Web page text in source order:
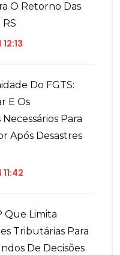
O Retorno Das
Do FGTS:
E Os
Para
Após Desastres
Que Limita
Tributárias Para
De Decisões